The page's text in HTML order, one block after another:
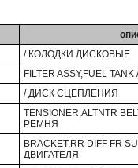
/ КОЛОДКИ ДИСКОВЫЕ
FILTER ASSY,FUEL
/ ДИСК СЦЕПЛЕНИЯ
TENSIONER,ALTNTR
РЕМНЯ
BRACKET,RR DIFF FR
ДВИГАТЕЛЯ